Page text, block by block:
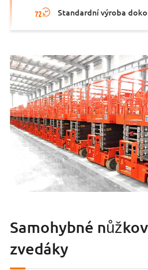
Standardní výroba
Samohybné
zvedáky